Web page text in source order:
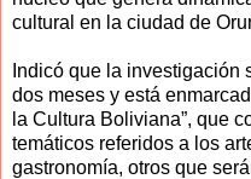
cultural en la ciudad de
Indicó que la investigación
dos meses y está
la Cultura Boliviana”, que
temáticos referidos a los
gastronomía, otros que